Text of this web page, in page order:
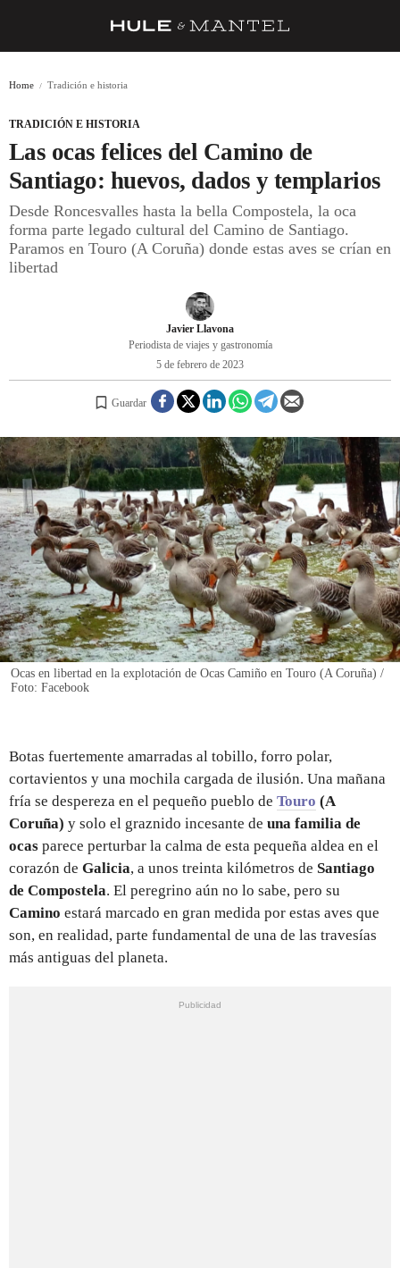
BARRAS Y ESTRELLAS
DÓNDE COMER
ÍDOLOS DE MESAS
A CUCHILLO
REGISTRO
INICIAR SESIÓN
Home Tradición e historia
TRADICIÓN E HISTORIA
Las ocas felices del Camino de
Santiago: huevos, dados y templarios
Desde Roncesvalles hasta la bella Compostela, la oca
forma parte legado cultural del Camino de Santiago.
Paramos en Touro (A Coruña) donde estas aves se crían en
libertad
Javier Llavona
Periodista de viajes y gastronomía
5 de febrero de 2023
Guardar
Ocas en libertad en la explotación de Ocas Camiño en Touro (A Coruña) /
Foto: Facebook
Botas fuertemente amarradas al tobillo, forro polar,
cortavientos y una mochila cargada de ilusión. Una mañana
fría se despereza en el pequeño pueblo de Touro (A
Coruña) y solo el graznido incesante de una familia de
ocas parece perturbar la calma de esta pequeña aldea en el
corazón de Galicia, a unos treinta kilómetros de Santiago
de Compostela. El peregrino aún no lo sabe, pero su
Camino estará marcado en gran medida por estas aves que
son, en realidad, parte fundamental de una de las travesías
más antiguas del planeta.